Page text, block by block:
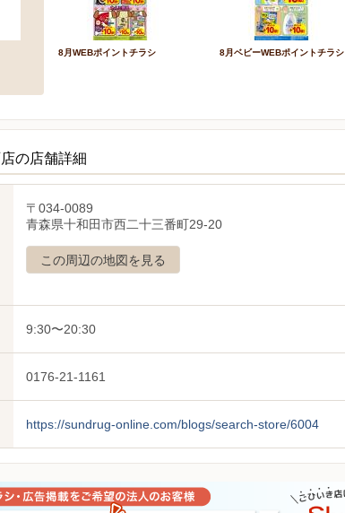
8月WEBポイントチラシ 8月ベビーWEBポイントチラシ
の店舗詳細
〒034-0089
青森県十和田市西二十三番町29-20
この周辺の地図を見る
9:30〜20:30
0176-21-1161
https://sundrug-online.com/blogs/search-store/6004